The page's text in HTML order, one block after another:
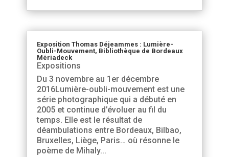
Exposition Thomas Déjeammes : Lumière-
Oubli-Mouvement, Bibliothèque de Bordeaux
Mériadeck
Expositions
Du 3 novembre au 1er décembre
2016Lumière-oubli-mouvement est une
série photographique qui a débuté en
2005 et continue d’évoluer au fil du
temps. Elle est le résultat de
déambulations entre Bordeaux, Bilbao,
Bruxelles, Liège, Paris… où résonne le
poème de Mihaly...